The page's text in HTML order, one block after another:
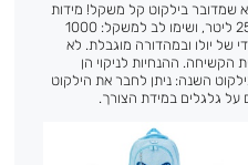
שמדובר בילקוט קל משקל! מידות
הילקוט: 41*30*20 ס”מ, נפח ליטר: 25 ליטר, ושימו לב למשקל: 1000
של יולו ובמהדורה מוגבלת. לא
ההנחיות לניקוי הן
השנה: ניתן לחבר את הילקוט
על גלגלים במידת הצורך.